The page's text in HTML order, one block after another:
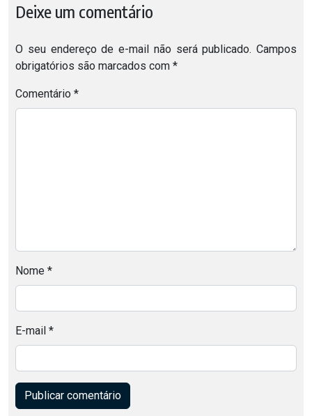
Deixe um comentário
O seu endereço de e-mail não será publicado. Campos
obrigatórios são marcados com *
Comentário *
Nome *
E-mail *